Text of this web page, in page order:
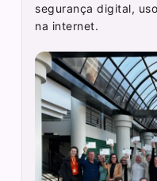
segurança digital,
na internet.